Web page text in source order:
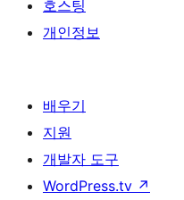
호스팅
개인정보
배우기
지원
개발자 도구
WordPress.tv ↗